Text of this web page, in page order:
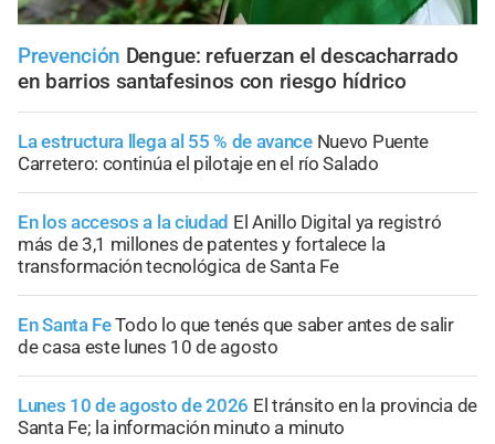
Prevención Dengue: refuerzan el descacharrado
en barrios santafesinos con riesgo hídrico
La estructura llega al 55 % de avance Nuevo Puente
Carretero: continúa el pilotaje en el río Salado
En los accesos a la ciudad El Anillo Digital ya registró
más de 3,1 millones de patentes y fortalece la
transformación tecnológica de Santa Fe
En Santa FeTodo lo que tenés que saber antes de salir
de casa este lunes 10 de agosto
Lunes 10 de agosto de 2026 El tránsito en la provincia de
Santa Fe; la información minuto a minuto